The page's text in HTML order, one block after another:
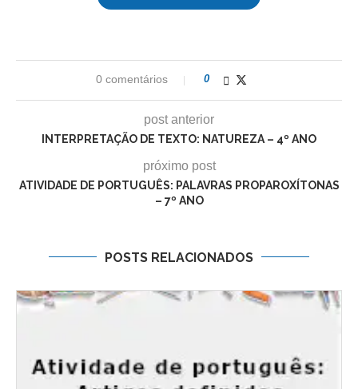
0 comentários 0
post anterior
INTERPRETAÇÃO DE TEXTO: NATUREZA – 4º ANO
próximo post
ATIVIDADE DE PORTUGUÊS: PALAVRAS PROPAROXÍTONAS
– 7º ANO
POSTS RELACIONADOS